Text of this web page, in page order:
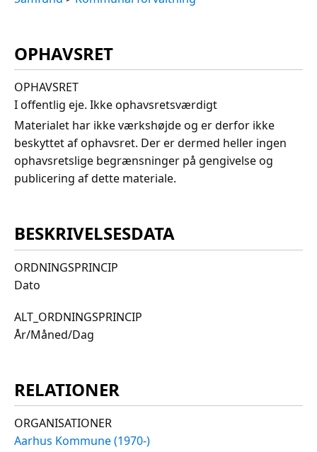
OPHAVSRET
OPHAVSRET
I offentlig eje. Ikke ophavsretsværdigt
Materialet har ikke værkshøjde og er derfor ikke
beskyttet af ophavsret. Der er dermed heller ingen
ophavsretslige begrænsninger på gengivelse og
publicering af dette materiale.
BESKRIVELSESDATA
ORDNINGSPRINCIP
Dato
ALT_ORDNINGSPRINCIP
År/Måned/Dag
RELATIONER
ORGANISATIONER
Aarhus Kommune (1970-)